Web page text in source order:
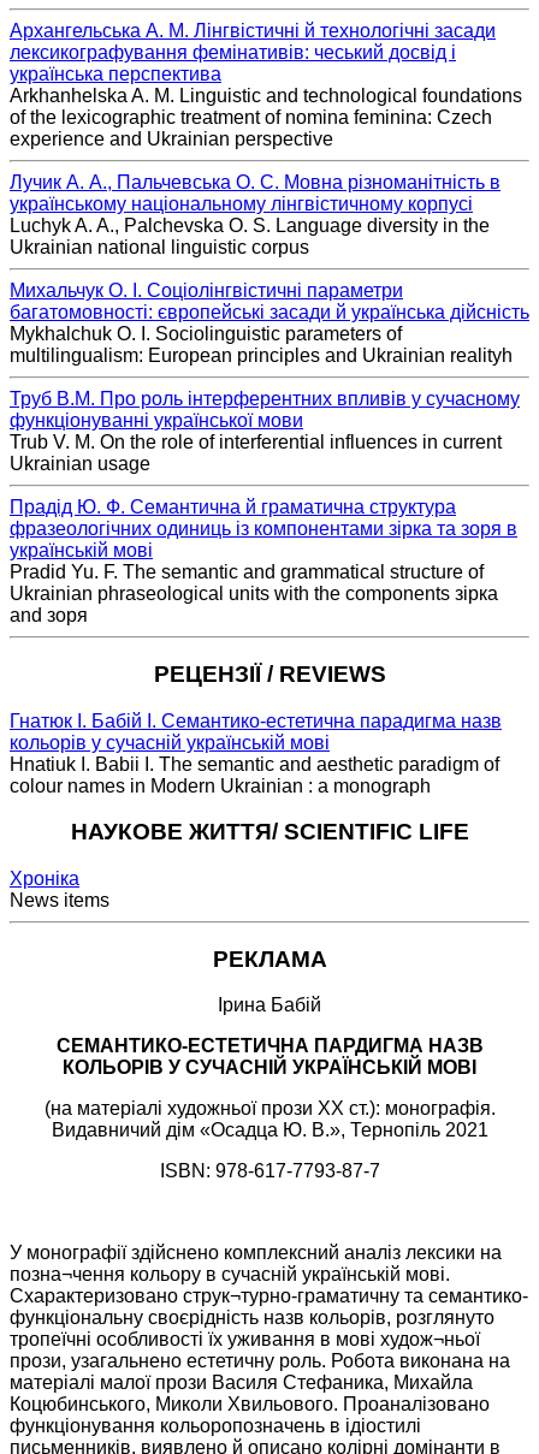
Архангельська А. М. Лінгвістичні й технологічні засади
лексикографування фемінативів: чеський досвід і
українська перспектива
Arkhanhelska A. М. Linguistic and technological foundations
of the lexicographic treatment of nomina feminina: Czech
experience and Ukrainian perspective
Лучик А. А., Пальчевська О. С. Мовна різноманітність в
українському національному лінгвістичному корпусі
Luchyk A. A., Palchevska O. S. Language diversity in the
Ukrainian national linguistic corpus
Михальчук О. І. Соціолінгвістичні параметри
багатомовності: європейські засади й українська дійсність
Mykhalchuk O. I. Sociolinguistic parameters of
multilingualism: European principles and Ukrainian realityh
Труб В.М. Про роль інтерферентних впливів у сучасному
функціонуванні української мови
Trub V. M. On the role of interferential influences in current
Ukrainian usage
Прадід Ю. Ф. Семантична й граматична структура
фразеологічних одиниць із компонентами зірка та зоря в
українській мові
Pradid Yu. F. The semantic and grammatical structure of
Ukrainian phraseological units with the components зірка
and зоря
РЕЦЕНЗІЇ / REVIEWS
Гнатюк І. Бабій І. Семантико-естетична парадигма назв
кольорів у сучасній українській мові
Hnatiuk I. Babii I. The semantic and aesthetic paradigm of
colour names in Modern Ukrainian : a monograph
НАУКОВЕ ЖИТТЯ/ SCIENTIFIC LIFE
Хроніка
News items
РЕКЛАМА
Ірина Бабій
СЕМАНТИКО-ЕСТЕТИЧНА ПАРДИГМА НАЗВ
КОЛЬОРІВ У СУЧАСНІЙ УКРАЇНСЬКІЙ МОВІ
(на матеріалі художньої прози XX ст.): монографія.
Видавничий дім «Осадца Ю. В.», Тернопіль 2021
ISBN: 978-617-7793-87-7
У монографії здійснено комплексний аналіз лексики на
позна¬чення кольору в сучасній українській мові.
Схарактеризовано струк¬турно-граматичну та семантико-
функціональну своєрідність назв кольорів, розглянуто
тропеїчні особливості їх уживання в мові худож¬ньої
прози, узагальнено естетичну роль. Робота виконана на
матеріалі малої прози Василя Стефаника, Михайла
Коцюбинського, Миколи Хвильового. Проаналізовано
функціонування кольоропозначень в ідіостилі
письменників, виявлено й описано колірні домінанти в